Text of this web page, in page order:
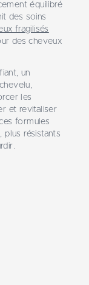
équilibré
des soins
fragilisés
des cheveux
un
les
et revitaliser
formules
plus résistants